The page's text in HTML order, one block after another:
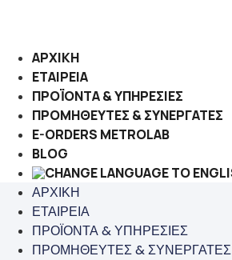
ΑΡΧΙΚΗ
ΕΤΑΙΡΕΙΑ
ΠΡΟΪΟΝΤΑ & ΥΠΗΡΕΣΙΕΣ
ΠΡΟΜΗΘΕΥΤΕΣ & ΣΥΝΕΡΓΑΤΕΣ
E-ORDERS METROLAB
BLOG
ΑΡΧΙΚΗ
ΕΤΑΙΡΕΙΑ
ΠΡΟΪΟΝΤΑ & ΥΠΗΡΕΣΙΕΣ
ΠΡΟΜΗΘΕΥΤΕΣ & ΣΥΝΕΡΓΑΤΕΣ